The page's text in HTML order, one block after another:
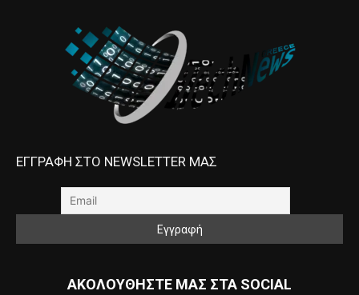
ΕΓΓΡΑΦΗ ΣΤΟ NEWSLETTER ΜΑΣ
ΑΚΟΛΟΥΘΗΣΤΕ ΜΑΣ ΣΤΑ SOCIAL